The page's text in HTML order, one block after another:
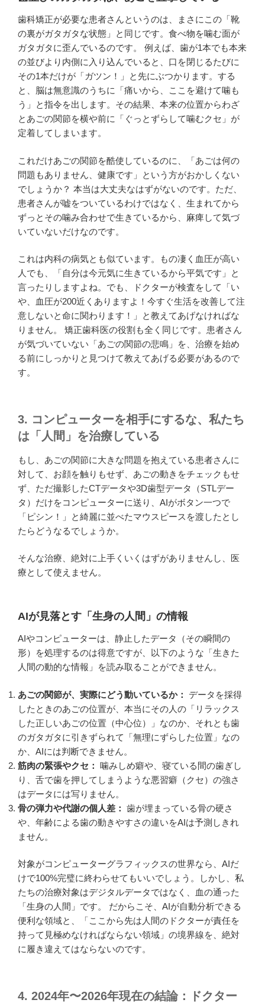
歯科矯正が必要な患者さんというのは、まさにこの「靴
の裏がガタガタな状態」と同じです。食べ物を噛む面が
ガタガタに歪んでいるのです。 例えば、歯が1本でも本来
の並びより内側に入り込んでいると、口を閉じるたびに
その1本だけが「ガツン！」と先にぶつかります。する
と、脳は無意識のうちに「痛いから、ここを避けて噛も
う」と指令を出します。その結果、本来の位置からわざ
とあごの関節を横や前に「ぐっとずらして噛むクセ」が
定着してしまいます。
これだけあごの関節を酷使しているのに、「あごは何の
問題もありません、健康です」という方がおかしくない
でしょうか？ 本当は大丈夫なはずがないのです。ただ、
患者さんが嘘をついているわけではなく、生まれてから
ずっとその噛み合わせで生きているから、麻痺して気づ
いていないだけなのです。
これは内科の病気とも似ています。もの凄く血圧が高い
人でも、「自分は今元気に生きているから平気です」と
言ったりしますよね。でも、ドクターが検査をして「い
や、血圧が200近くありますよ！今すぐ生活を改善して注
意しないと命に関わります！」と教えてあげなければな
りません。 矯正歯科医の役割も全く同じです。患者さん
が気づいていない「あごの関節の悲鳴」を、治療を始め
る前にしっかりと見つけて教えてあげる必要があるので
す。
3. コンピューターを相手にするな、私たち
は「人間」を治療している
もし、あごの関節に大きな問題を抱えている患者さんに
対して、お顔を触りもせず、あごの動きをチェックもせ
ず、ただ撮影したCTデータや3D歯型データ（STLデー
タ）だけをコンピューターに送り、AIがボタン一つで
「ピシン！」と綺麗に並べたマウスピースを渡したとし
たらどうなるでしょうか。
そんな治療、絶対に上手くいくはずがありませんし、医
療として使えません。
AIが見落とす「生身の人間」の情報
AIやコンピューターは、静止したデータ（その瞬間の
形）を処理するのは得意ですが、以下のような「生きた
人間の動的な情報」を読み取ることができません。
あごの関節が、実際にどう動いているか：
データを採得
したときのあごの位置が、本当にその人の「リラックス
した正しいあごの位置（中心位）」なのか、それとも歯
のガタガタに引きずられて「無理にずらした位置」なの
か、AIには判断できません。
筋肉の緊張やクセ： 噛みしめ癖や、寝ている間の歯ぎし
り、舌で歯を押してしまうような悪習癖（クセ）の強さ
はデータには写りません。
骨の弾力や代謝の個人差： 歯が埋まっている骨の硬さ
や、年齢による歯の動きやすさの違いをAIは予測しきれ
ません。
対象がコンピューターグラフィックスの世界なら、AIだ
けで100%完璧に終わらせてもいいでしょう。しかし、私
たちの治療対象はデジタルデータではなく、血の通った
「生身の人間」です。 だからこそ、AIが自動分析できる
便利な領域と、「ここから先は人間のドクターが責任を
持って見極めなければならない領域」の境界線を、絶対
に履き違えてはならないのです。
4. 2024年〜2026年現在の結論：ドクター